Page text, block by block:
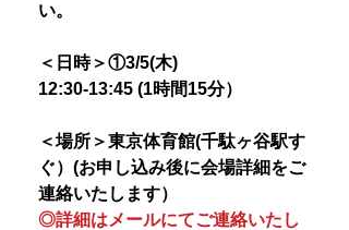
い。
＜日時＞①3/5(木)
12:30-13:45 (1時間15分）
＜場所＞東京体育館(千駄ヶ谷駅す
ぐ）(お申し込み後に会場詳細をご
連絡いたします）
◎詳細はメールにてご連絡いたし